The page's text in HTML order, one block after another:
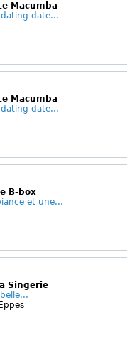
Macumba
date...
Macumba
date...
B-box
et une...
Singerie